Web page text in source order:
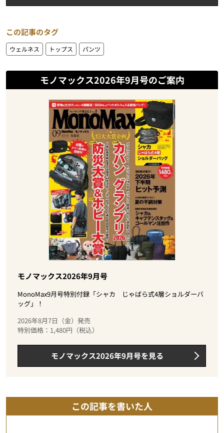
この記事のタグ
ウェルネス トップス パンツ
モノマックス2026年9月号のご案内
モノマックス2026年9月号
MonoMax9月号特別付録「シャカ じゃばら式4層ショルダーバ
ッグ」！
2026年8月7日（金）発売
特別価格：1,480円（税込）
モノマックス2026年9月号を見る
この記事を書いた人